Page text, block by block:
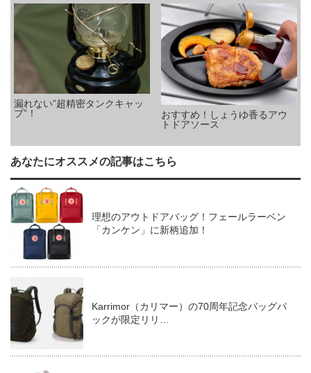
漏れない”超精密タンクキャッ
プ”！
おすすめ！しょうゆ香るアウ
トドアソース
あなたにオススメの記事はこちら
理想のアウトドアバッグ！フェールラーベン
「カンケン」に新柄追加！
Karrimor（カリマー）の70周年記念バッグパ
ックが限定リリ…